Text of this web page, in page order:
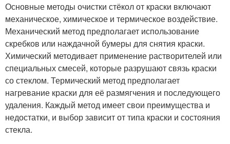
Основные методы очистки стёкол от краски включают
механическое, химическое и термическое воздействие.
Механический метод предполагает использование
скребков или наждачной бумеры для снятия краски.
Химический методивает применение растворителей или
специальных смесей, которые разрушают связь краски
со стеклом. Термический метод предполагает
нагревание краски для её размягчения и последующего
удаления. Каждый метод имеет свои преимущества и
недостатки, и выбор зависит от типа краски и состояния
стекла.